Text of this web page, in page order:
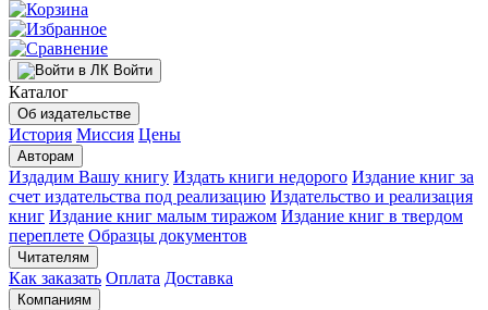
Войти
Каталог
Об издательстве
История Миссия Цены
Авторам
Издадим Вашу книгу Издать книги недорого Издание книг за
счет издательства под реализацию Издательство и реализация
книг Издание книг малым тиражом Издание книг в твердом
переплете Образцы документов
Читателям
Как заказать Оплата Доставка
Компаниям